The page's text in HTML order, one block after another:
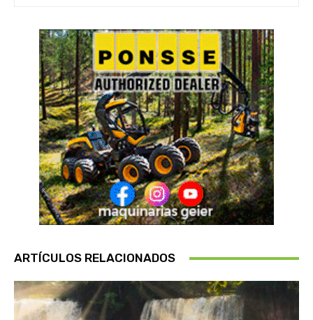
ARTÍCULOS RELACIONADOS